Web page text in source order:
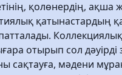
қолөнердің, ақша
қатынастардың
Коллекциялық
отырып сол дәуірді
сақтауға, мәдени